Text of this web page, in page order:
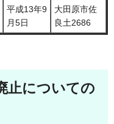
平成13年9
月5日
大田原市佐
良土2686
止についての